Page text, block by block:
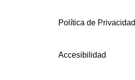
Política de Privacidad
Accesibilidad